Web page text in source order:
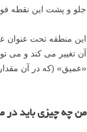
جلو و پشت این نقطه
آن تغییر می کند و می
«عمیق» (که در آن
من چه چیزی باید در